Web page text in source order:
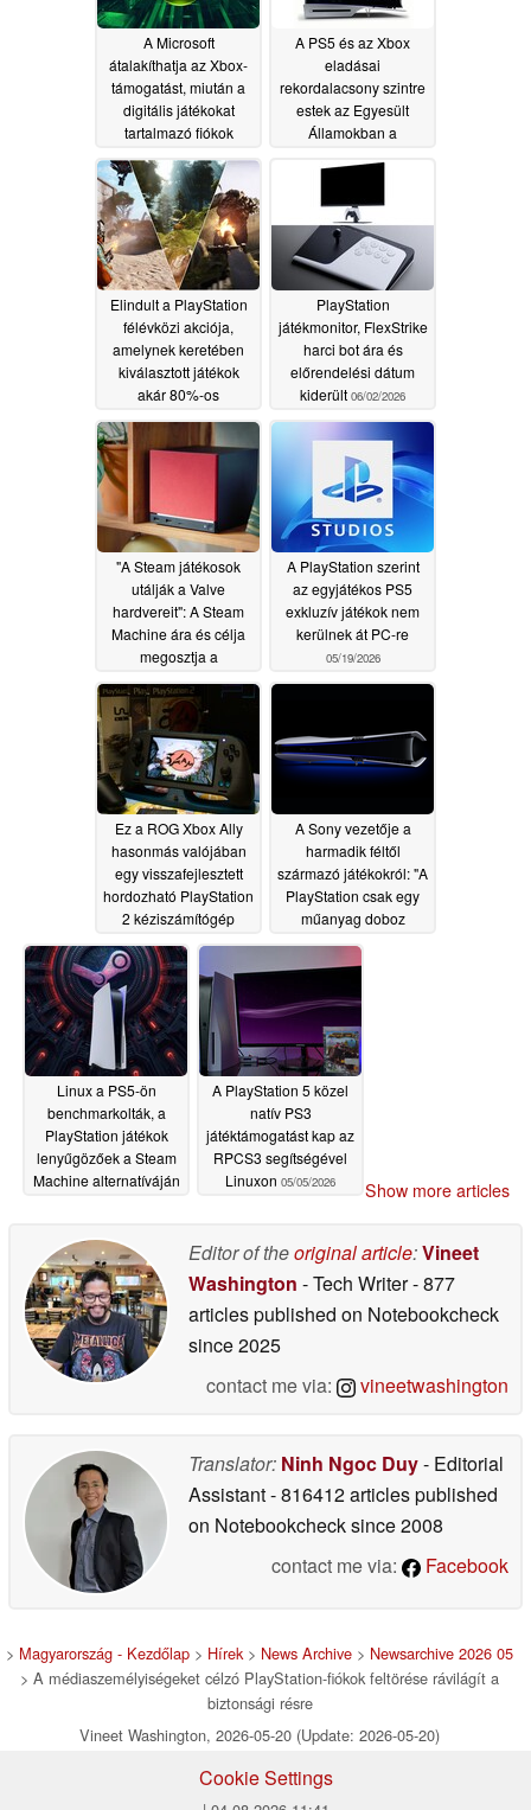
A Microsoft
átalakíthatja az Xbox-
támogatást, miután a
digitális játékokat
tartalmazó fiókok
maradnak07/22/2026
A PS5 és az Xbox
eladásai
rekordalacsony szintre
estek az Egyesült
Államokban a
Switch 2 viszont
erősebben tért vissza
06/29/2026
Elindult a PlayStation
félévközi akciója,
amelynek keretében
kiválasztott játékok
akár 80%-os
kaphatók
06/13/2026
PlayStation
játékmonitor, FlexStrike
harci bot ára és
előrendelési dátum
kiderült 06/02/2026
"A Steam játékosok
utálják a Valve
hardvereit": A Steam
Machine ára és célja
megosztja a
05/20/2026
A PlayStation szerint
az egyjátékos PS5
exkluzív játékok nem
kerülnek át PC-re
05/19/2026
Ez a ROG Xbox Ally
hasonmás valójában
egy visszafejlesztett
hordozható PlayStation
2 kéziszámítógép
05/17/2026
A Sony vezetője a
harmadik féltől
származó játékokról: "A
PlayStation csak egy
műanyag doboz
05/14/2026
Linux a PS5-ön
benchmarkolták, a
PlayStation játékok
lenyűgözőek a Steam
Machine alternatíváján
A PlayStation 5 közel
natív PS3
játéktámogatást kap az
RPCS3 segítségével
Linuxon 05/05/2026 Show more articles
Editor of theoriginal article:Vineet
Washington - Tech Writer- 877
articles published on Notebookcheck
since 2025
contact me via:
vineetwashington
Translator: Ninh Ngoc Duy- Editorial
Assistant- 816412 articles published
on Notebookchecksince 2008
contact me via:
Facebook
> Magyarország - Kezdőlap > Hírek> News Archive > Newsarchive 2026 05
> A médiaszemélyiségeket célzó PlayStation-fiókok feltörése rávilágít a
biztonsági résre
Vineet Washington, 2026-05-20 (Update: 2026-05-20)
Cookie Settings